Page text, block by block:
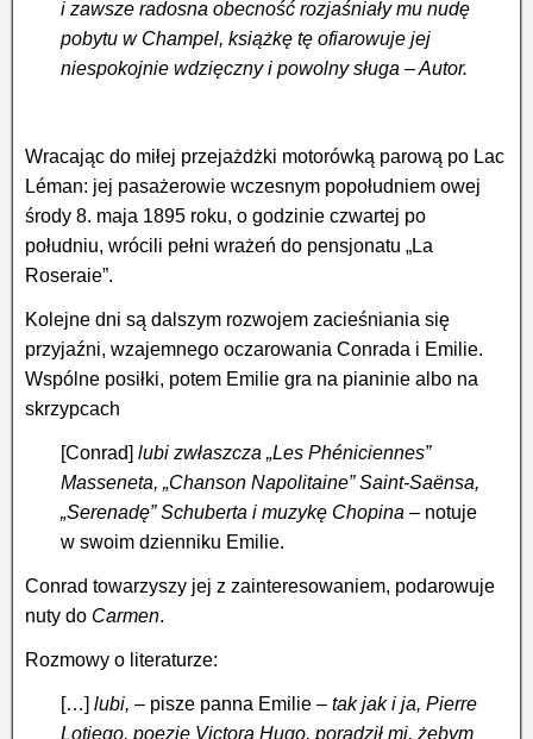
i zawsze radosna obecność rozjaśniały mu nudę
pobytu w Champel, książkę tę ofiarowuje jej
niespokojnie wdzięczny i powolny sługa – Autor.
Wracając do miłej przejażdżki motorówką parową po Lac
Léman: jej pasażerowie wczesnym popołudniem owej
środy 8. maja 1895 roku, o godzinie czwartej po
południu, wrócili pełni wrażeń do pensjonatu „La
Roseraie”.
Kolejne dni są dalszym rozwojem zacieśniania się
przyjaźni, wzajemnego oczarowania Conrada i Emilie.
Wspólne posiłki, potem Emilie gra na pianinie albo na
skrzypcach
[Conrad] lubi zwłaszcza „Les Phéniciennes”
Masseneta, „Chanson Napolitaine” Saint-Saënsa,
„Serenadę” Schuberta i muzykę Chopina – notuje
w swoim dzienniku Emilie.
Conrad towarzyszy jej z zainteresowaniem, podarowuje
nuty do Carmen.
Rozmowy o literaturze:
[…] lubi, – pisze panna Emilie – tak jak i ja, Pierre
Lotiego, poezje Victora Hugo, poradził mi, żebym